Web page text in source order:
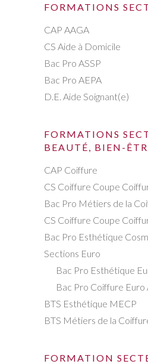
FORMATIONS
CAP AAGA
CS Aide à Domicile
Bac Pro ASSP
Bac Pro AEPA
D.E. Aide Soignant(e)
FORMATIONS
BEAUTÉ, BIEN-
CAP Coiffure
CS Coiffure Coupe
Bac Pro Métiers de la
CS Coiffure Coupe
Bac Pro Esthétique
Sections Euro
Bac Pro Esthétique
Bac Pro Coiffure Euro
BTS Esthétique MECP
BTS Métiers de la
FORMATION